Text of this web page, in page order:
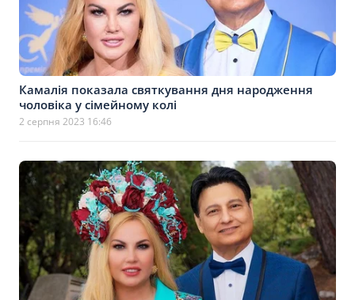
Камалія показала святкування дня народження
чоловіка у сімейному колі
2 серпня 2023 16:46